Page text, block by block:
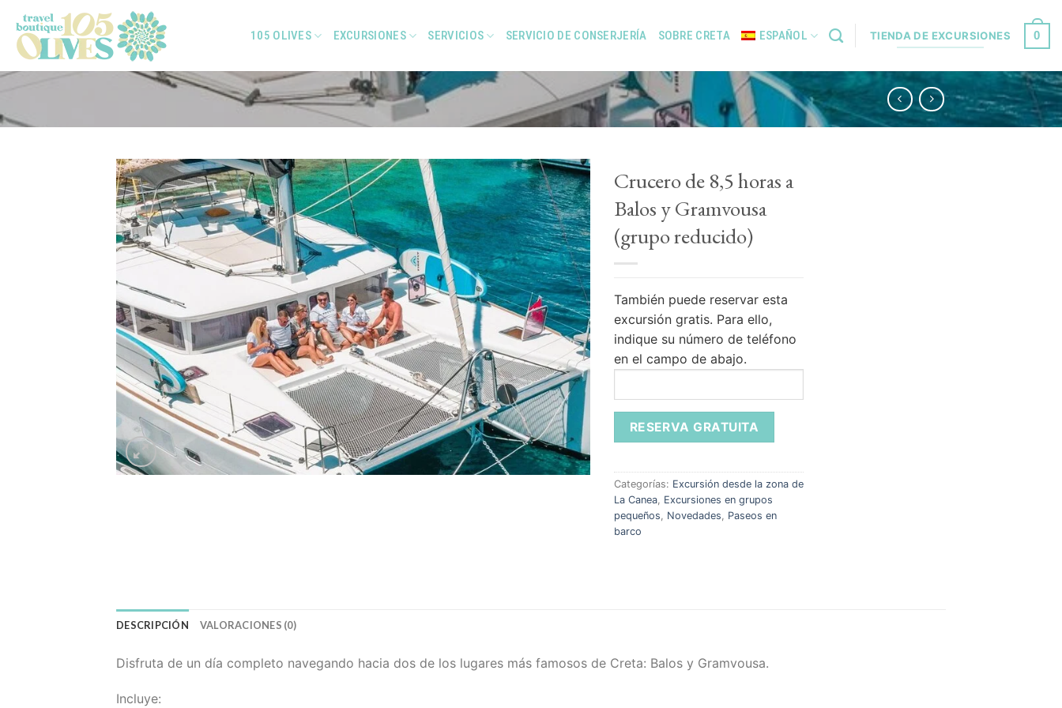
content
105 OLIVES EXCURSIONES SERVICIOS SERVICIO DE CONSERJERÍA SOBRE CRETA ESPAÑOL TIENDA DE EXCURSIONES 0
Add to
Wishlist
Crucero de 8,5 horas a
Balos y Gramvousa
(grupo reducido)
También puede reservar esta
excursión gratis. Para ello,
indique su número de teléfono
en el campo de abajo.
Categorías: Excursión desde la zona de
La Canea Excursiones en grupos
pequeños
Novedades
Paseos en
barco
DESCRIPCIÓN VALORACIONES (0)
Disfruta de un día completo navegando hacia dos de los lugares más famosos de Creta: Balos y Gramvousa.
Incluye: